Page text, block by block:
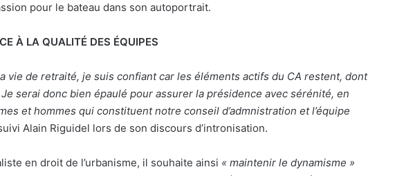
pour le bateau dans son autoportrait.
À LA QUALITÉ DES ÉQUIPES
vie de retraité, je suis confiant car les éléments actifs du CA restent, dont
serai donc bien épaulé pour assurer la présidence avec sérénité, en
et hommes qui constituent notre conseil d’admnistration et l’équipe
Alain Riguidel lors de son discours d’intronisation.
en droit de l’urbanisme, il souhaite ainsi « maintenir le dynamisme »